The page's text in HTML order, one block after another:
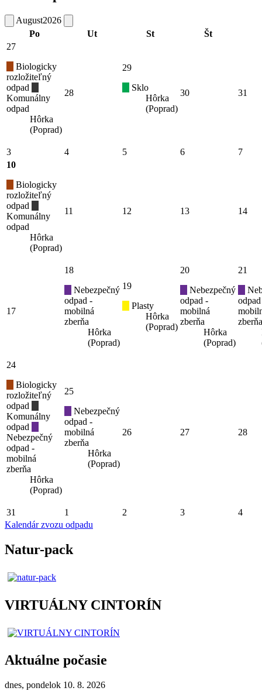
August2026
Po
Ut St Št
27
Biologicky
rozložiteľný
odpad
Komunálny
odpad
Hôrka
(Poprad)
28
29
Sklo
Hôrka
(Poprad)
30 31
3 4 5 6
7
10
Biologicky
rozložiteľný
odpad
Komunálny
odpad
Hôrka
(Poprad)
11 12 13 14
17
18
Nebezpečný
odpad -
mobilná
zberňa
Hôrka
(Poprad)
19
Plasty
Hôrka
(Poprad)
20
Nebezpečný
odpad -
mobilná
zberňa
Hôrka
(Poprad)
21
zberňa
24
Biologicky
rozložiteľný
odpad
Komunálny
odpad
Nebezpečný
odpad -
mobilná
zberňa
Hôrka
(Poprad)
25
Nebezpečný
odpad -
mobilná
zberňa
Hôrka
(Poprad)
26 27 28
31 1 2 3
4
Kalendár zvozu odpadu
Natur-pack
VIRTUÁLNY CINTORÍN
Aktuálne počasie
dnes, pondelok 10. 8. 2026